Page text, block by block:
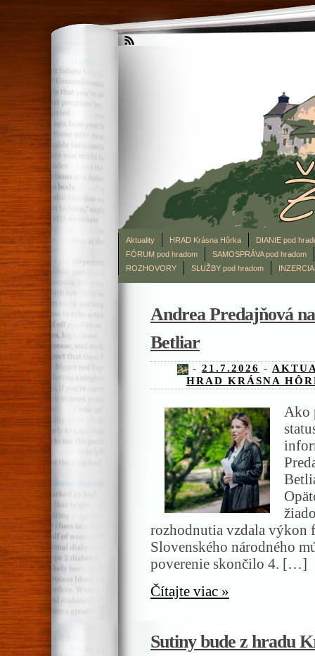
Aktuality HRAD Krásna Hôrka
DIANIE pod
FÓRUM pod hradom
SAMOSPRÁVA pod hradom
ROZHOVORY
SLUŽBY pod hradom
Andrea Predajňová
Betliar
- 21.7.2026 -
HRAD KRÁSNA
Ako
rozhodnutia vzdala výkon
Slovenského národného
poverenie skončilo 4. […]
Čítajte viac »
Sutiny bude z hradu